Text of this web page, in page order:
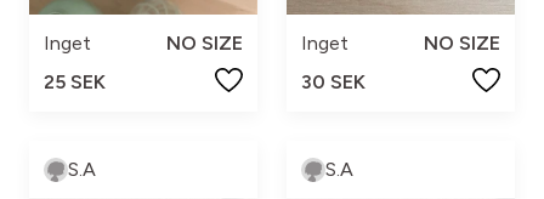
Inget
NO SIZE
25 SEK
Inget
NO SIZE
30 SEK
S.A S.A